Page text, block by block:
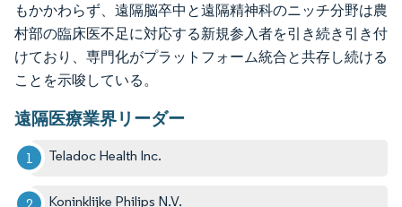
もかかわらず、遠隔脳卒中と遠隔精神科のニッチ分野は農
村部の臨床医不足に対応する新規参入者を引き続き引き付
けており、専門化がプラットフォーム統合と共存し続ける
ことを示唆している。
遠隔医療業界リーダー
Teladoc Health Inc.
Koninklijke Philips N.V.